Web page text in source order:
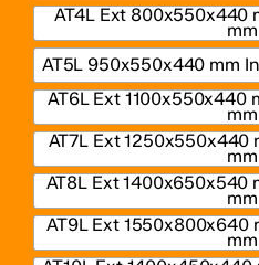
AT4L Ext 800x550x440
mm
AT5L 950x550x440 mm
AT6L Ext 1100x550x440
mm
AT7L Ext 1250x550x440
mm
AT8L Ext 1400x650x540
mm
AT9L Ext 1550x800x640
mm